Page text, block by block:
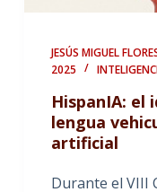
JESÚS MIGUEL
2025
HispanIA: el
lengua
artificial
Durante el VIII